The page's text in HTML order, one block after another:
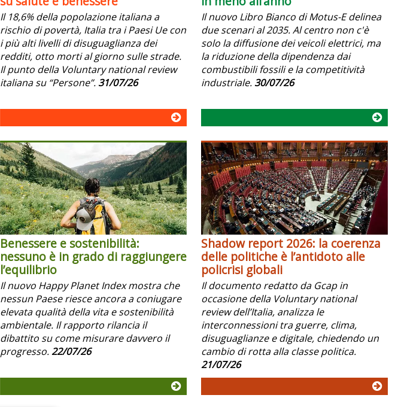
Il 18,6% della popolazione italiana a
rischio di povertà, Italia tra i Paesi Ue con
i più alti livelli di disuguaglianza dei
redditi, otto morti al giorno sulle strade.
Il punto della Voluntary national review
italiana su “Persone”. 31/07/26
Il nuovo Libro Bianco di Motus-E delinea
due scenari al 2035. Al centro non c'è
solo la diffusione dei veicoli elettrici, ma
la riduzione della dipendenza dai
combustibili fossili e la competitività
industriale. 30/07/26
Benessere e sostenibilità:
nessuno è in grado di raggiungere
l’equilibrio
Il nuovo Happy Planet Index mostra che
nessun Paese riesce ancora a coniugare
elevata qualità della vita e sostenibilità
ambientale. Il rapporto rilancia il
dibattito su come misurare davvero il
progresso.22/07/26
Shadow report 2026: la coerenza
delle politiche è l’antidoto alle
policrisi globali
Il documento redatto da Gcap in
occasione della Voluntary national
review dell’Italia, analizza le
interconnessioni tra guerre, clima,
disuguaglianze e digitale, chiedendo un
cambio di rotta alla classe politica.
21/07/26